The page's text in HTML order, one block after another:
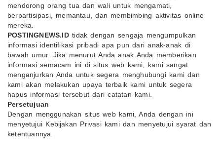
mendorong orang tua dan wali untuk mengamati,
berpartisipasi, memantau, dan membimbing aktivitas online
mereka.
POSTINGNEWS.IDtidak dengan sengaja mengumpulkan
informasi identifikasi pribadi apa pun dari anak-anak di
bawah umur. Jika menurut Anda anak Anda memberikan
informasi semacam ini di situs web kami, kami sangat
menganjurkan Anda untuk segera menghubungi kami dan
kami akan melakukan upaya terbaik kami untuk segera
hapus informasi tersebut dari catatan kami.
Persetujuan
Dengan menggunakan situs web kami, Anda dengan ini
menyetujui Kebijakan Privasi kami dan menyetujui syarat dan
ketentuannya.